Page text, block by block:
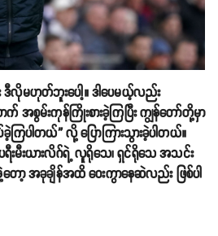
လိုမဟုတ်ဘူးပေါ့။ ဒါပေမယ့်လည်း
စွမ်းကုန်ကြိုးစားခဲ့ကြပြီး ကျွန်တော်တို့မှာ
ြပါတယ်” လို့ ပြောကြားသွားခဲ့ပါတယ်။
ပရီးမီးယားလိဂ်ရဲ့ လူရိုသေ၊ ရှင်ရိုသေ အသင်း
ော့ အခုချိန်အထိ ဝေးကွာနေဆဲလည်း ဖြစ်ပါ